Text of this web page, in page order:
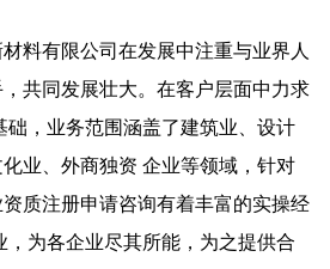
料有限公司在发展中注重与业界人
共同发展壮大。在客户层面中力求
础，业务范围涵盖了建筑业、设计
业、外商独资 企业等领域，针对
质注册申请咨询有着丰富的实操经
，为各企业尽其所能，为之提供合